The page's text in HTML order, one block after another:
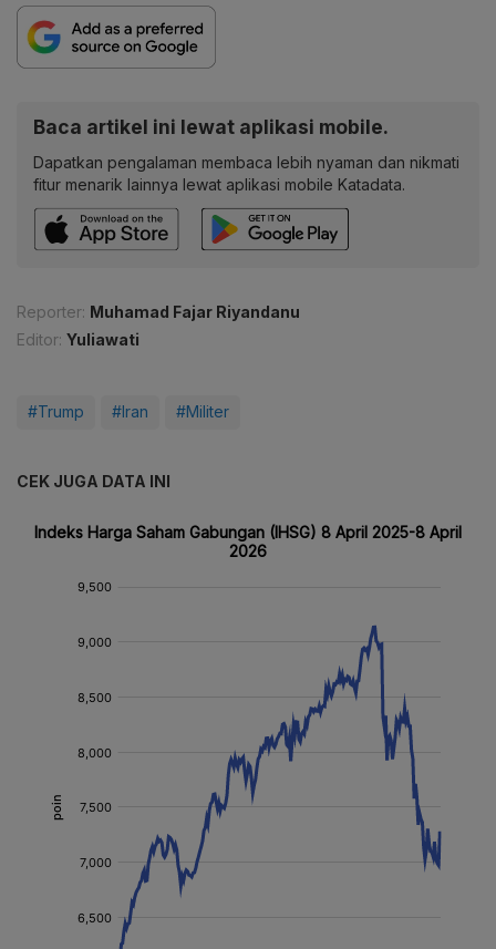
Baca artikel ini lewat aplikasi mobile.
Dapatkan pengalaman membaca lebih nyaman dan nikmati
fitur menarik lainnya lewat aplikasi mobile Katadata.
Reporter: Muhamad Fajar Riyandanu
Editor: Yuliawati
#Trump #Iran #Militer
CEK JUGA DATA INI